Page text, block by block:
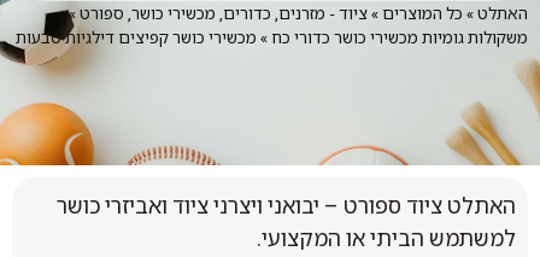
האתלט» כל המוצרים »ציוד - מזרנים, כדורים, מכשירי כושר, ספורט»
משקולות גומיות מכשירי כושר כדורי כח » מכשירי כושר קפיצים דילגיות טבעות
האתלט ציוד ספורט – יבואני ויצרני ציוד ואביזרי כושר
למשתמש הביתי או המקצועי.